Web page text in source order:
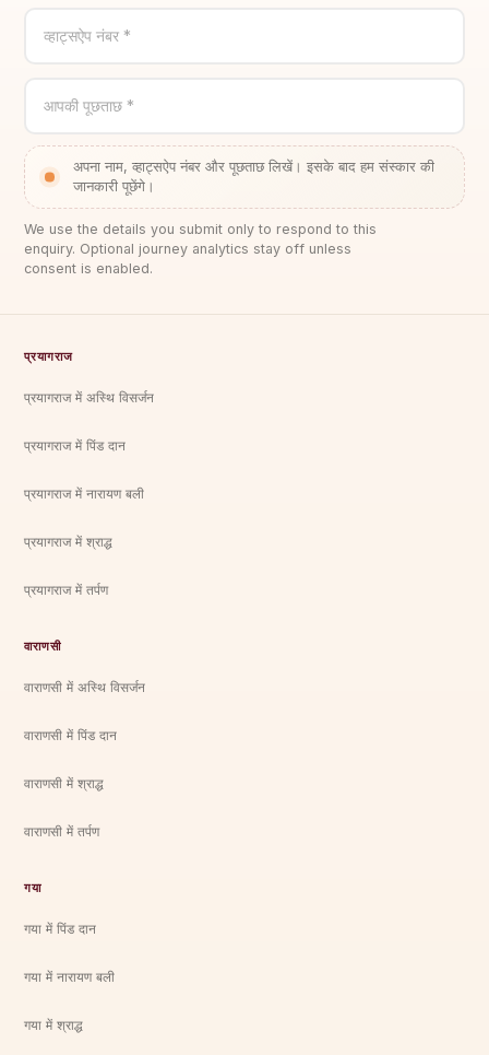
व्हाट्सऐप नंबर *
आपकी पूछताछ *
अपना नाम, व्हाट्सऐप नंबर और पूछताछ लिखें। इसके बाद हम संस्कार की
जानकारी पूछेंगे।
We use the details you submit only to respond to this
enquiry. Optional journey analytics stay off unless
consent is enabled.
प्रयागराज
प्रयागराज में अस्थि विसर्जन
प्रयागराज में पिंड दान
प्रयागराज में नारायण बली
प्रयागराज में श्राद्ध
प्रयागराज में तर्पण
वाराणसी
वाराणसी में अस्थि विसर्जन
वाराणसी में पिंड दान
वाराणसी में श्राद्ध
वाराणसी में तर्पण
गया
गया में पिंड दान
गया में नारायण बली
गया में श्राद्ध